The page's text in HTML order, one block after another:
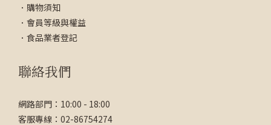
． 購物須知
． 會員等級與權益
． 食品業者登記
聯絡我們
網路部門：10:00 - 18:00
客服專線：02-86754274